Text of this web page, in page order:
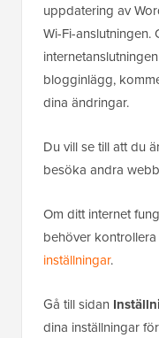
uppdatering av
Wi-Fi-
blogginlägg,
dina ändringar.
Du vill se till att du
besöka andra
Om ditt internet
behöver
inställningar.
Gå till sidan
dina inställningar